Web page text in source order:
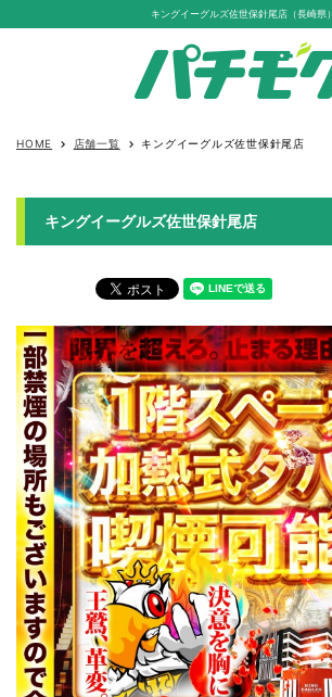
キングイーグルズ佐世保針尾店（長崎県）
HOME keyboard_arrow_right 店舗一覧 keyboard_arrow_right キングイーグルズ佐世保針尾店
キングイーグルズ佐世保針尾店